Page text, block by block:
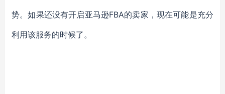
势。如果还没有开启亚马逊FBA的卖家，现在可能是充分
利用该服务的时候了。